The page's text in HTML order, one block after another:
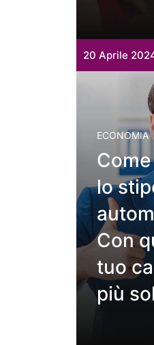
20 Aprile
ECONOMIA
lo
Con
tuo
più